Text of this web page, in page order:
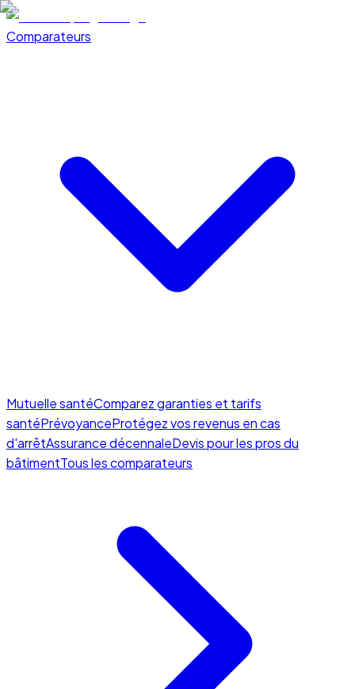
Comparateurs
Mutuelle santéComparez garanties et tarifs
santéPrévoyanceProtégez vos revenus en cas
d'arrêtAssurance décennaleDevis pour les pros du
bâtimentTous les comparateurs